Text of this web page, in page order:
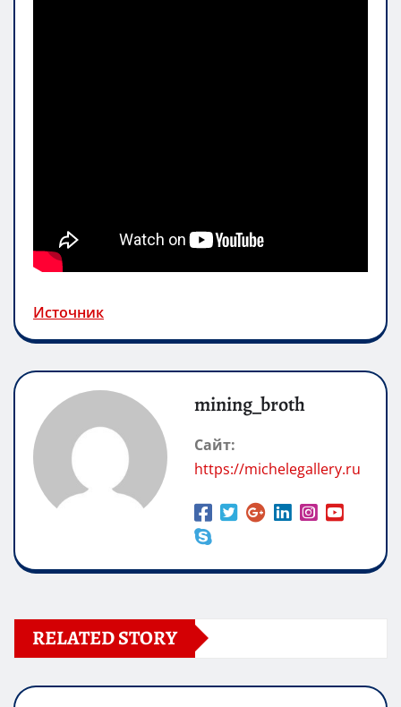
Источник
mining_broth
Сайт:
https://michelegallery.ru
RELATED STORY